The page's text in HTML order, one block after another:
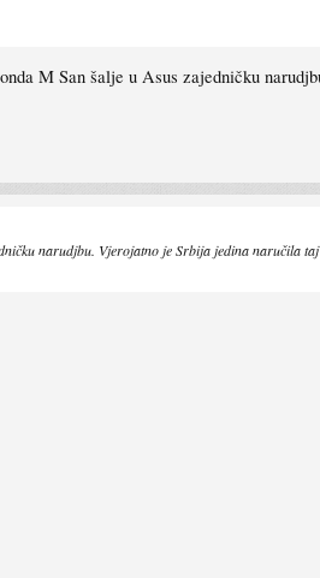
M San šalje u Asus zajedničku
narudjbu. Vjerojatno je Srbija jedina naručila